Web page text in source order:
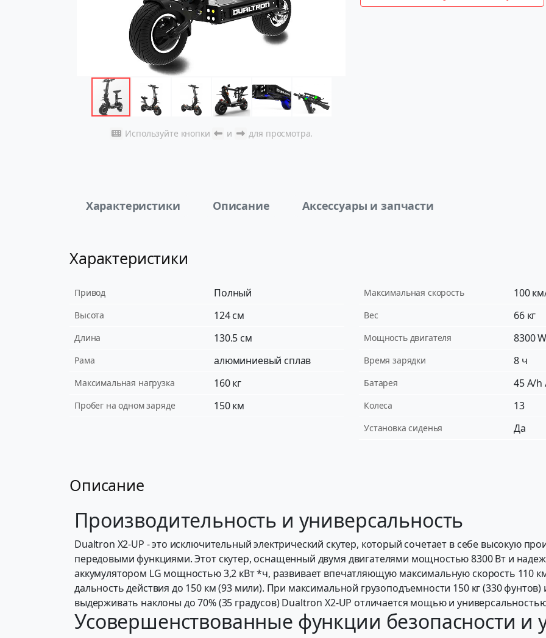
Используйте кнопки и для просмотра.
Характеристики Описание Аксессуары и запчасти
Характеристики
Привод Полный
Высота 124 см
Длина 130.5 см
Рама алюминиевый сплав
Максимальная нагрузка 160 кг
Пробег на одном заряде 150 км
Максимальная скорость 100
Вес 66 кг
Мощность двигателя 8300 W
Время зарядки 8 ч
Батарея 45 А/h
Колеса 13
Установка сиденья Да
Описание
Производительность и универсальность
Dualtron X2-UP - это исключительный электрический скутер, который сочетает в себе высокую
передовыми функциями. Этот скутер, оснащенный двумя двигателями мощностью 8300 Вт и
аккумулятором LG мощностью 3,2 кВт *ч, развивает впечатляющую максимальную скорость 110
дальность действия до 150 км (93 мили). При максимальной грузоподъемности 150 кг (330 фунтов)
выдерживать наклоны до 70% (35 градусов) Dualtron X2-UP отличается мощью и
Усовершенствованные функции безопасности и